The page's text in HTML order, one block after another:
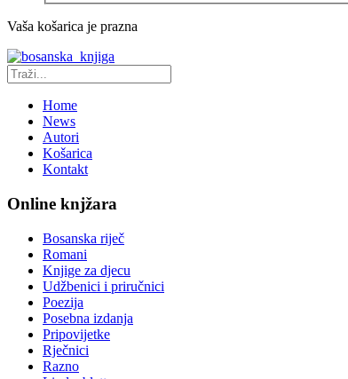
Vaša košarica je prazna
Home
News
Autori
Košarica
Kontakt
Online knjžara
Bosanska riječ
Romani
Knjige za djecu
Udžbenici i priručnici
Poezija
Posebna izdanja
Pripovijetke
Rječnici
Razno